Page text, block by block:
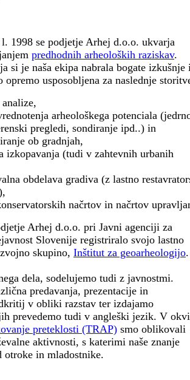
1998 se podjetje Arhej d.o.o. ukvarja
predhodnih arheoloških raziskav.
si je naša ekipa nabrala bogate izkušnje
opremo usposobljena za naslednje
arheološkega potenciala
pregledi, sondiranje ipd..) in
ob gradnjah,
izkopavanja (tudi v zahtevnih urbanih
obdelava gradiva (z lastno
načrtov in načrtov
Arhej d.o.o. pri Javni agenciji za
Slovenije registriralo svojo lastno
skupino, Inštitut za geoarheologijo.
dela, sodelujemo tudi z javnostmi.
predavanja, prezentacije in
v obliki razstav ter izdajamo
prevedemo tudi v angleški jezik. V
preteklosti (TRAP) smo oblikovali
aktivnosti, s katerimi naše znanje
otroke in mladostnike.